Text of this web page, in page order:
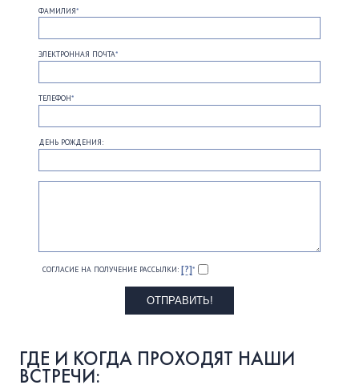
ФАМИЛИЯ*
ЭЛЕКТРОННАЯ ПОЧТА*
ТЕЛЕФОН*
ДЕНЬ РОЖДЕНИЯ:
СОГЛАСИЕ НА ПОЛУЧЕНИЕ РАССЫЛКИ: [?]*
ГДЕ И КОГДА ПРОХОДЯТ НАШИ
ВСТРЕЧИ: